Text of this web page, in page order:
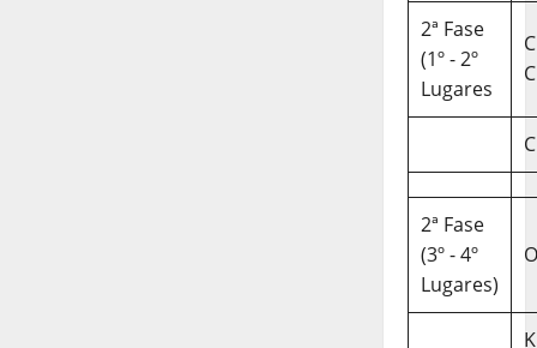
2ª Fase
(1º - 2º
Lugares
C
2ª Fase
(3º - 4º
Lugares)